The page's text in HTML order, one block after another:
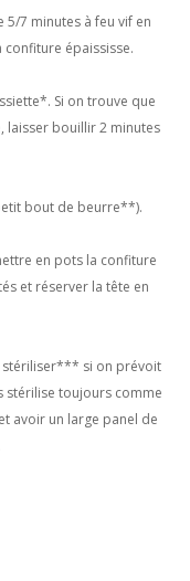
5/7 minutes à feu vif en
confiture épaississe.
Si on trouve que
laisser bouillir 2 minutes
bout de beurre**).
en pots la confiture
et réserver la tête en
stériliser*** si on prévoit
stérilise toujours comme
avoir un large panel de